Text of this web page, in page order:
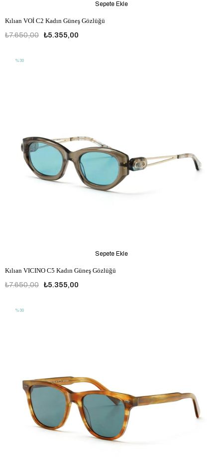
Kılıan VOİ C2 Kadın Güneş Gözlüğü
₺5.355,00
₺7.650,00
Sepete Ekle
Kılıan VICINO C5 Kadın Güneş Gözlüğü
₺5.355,00
₺7.650,00
Sepete Ekle
%30
%30